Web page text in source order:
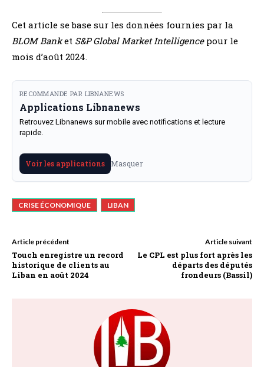
Cet article se base sur les données fournies par la
BLOM Banket S&P Global Market Intelligencepour le
mois d’août 2024.
RECOMMANDE PAR LIBNANEWS
Applications Libnanews
Retrouvez Libnanews sur mobile avec notifications et lecture
rapide.
Voir les applications Masquer
CRISE ÉCONOMIQUE LIBAN
Article précédent
Touch enregistre un record
historique de clients au
Liban en août 2024
Article suivant
Le CPL est plus fort après les
départs des députés
frondeurs (Bassil)